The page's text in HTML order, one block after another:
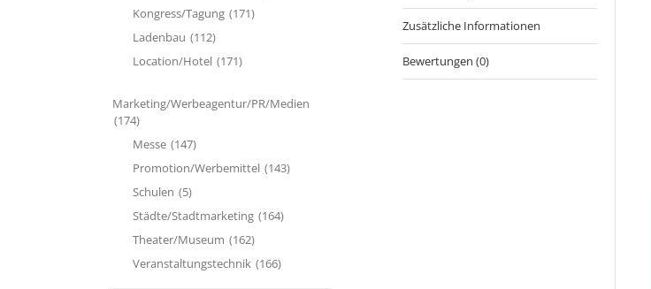
Zusätzliche Informationen
Bewertungen (0)
Kongress/Tagung (171)
Ladenbau (112)
Location/Hotel (171)
Marketing/Werbeagentur/PR/Medien
(174)
Messe (147)
Promotion/Werbemittel (143)
Schulen (5)
Städte/Stadtmarketing (164)
Theater/Museum (162)
Veranstaltungstechnik (166)